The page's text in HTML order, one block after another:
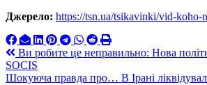
Джерело: https://tsn.ua/tsikavinki/vid-
Навигация
по
Ви робите це неправильно: Нова
SOCIS
Шокуюча правда про… В Ірані